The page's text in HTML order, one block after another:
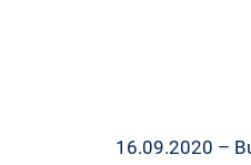
16.09.2020 –